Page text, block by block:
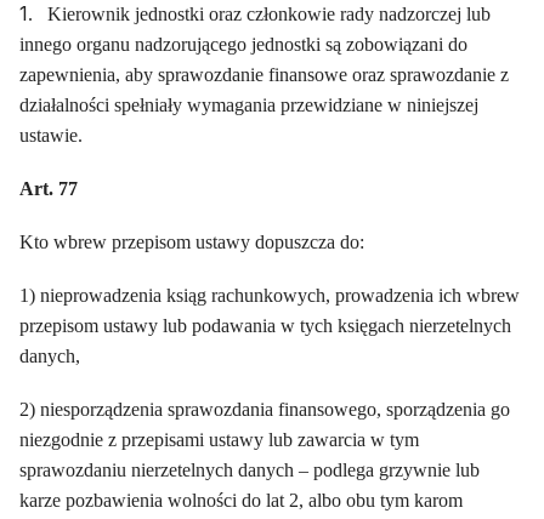
1.
Kierownik jednostki oraz członkowie rady nadzorczej lub
innego organu nadzorującego jednostki są zobowiązani do
zapewnienia, aby sprawozdanie finansowe oraz sprawozdanie z
działalności spełniały wymagania przewidziane w niniejszej
ustawie.
Art. 77
Kto wbrew przepisom ustawy dopuszcza do:
1) nieprowadzenia ksiąg rachunkowych, prowadzenia ich wbrew
przepisom ustawy lub podawania w tych księgach nierzetelnych
danych,
2) niesporządzenia sprawozdania finansowego, sporządzenia go
niezgodnie z przepisami ustawy lub zawarcia w tym
sprawozdaniu nierzetelnych danych – podlega grzywnie lub
karze pozbawienia wolności do lat 2, albo obu tym karom